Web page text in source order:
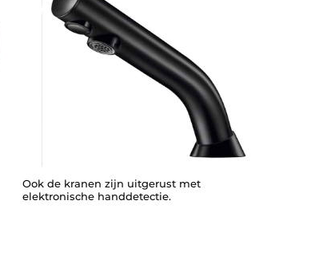
Ook de kranen zijn uitgerust met
elektronische handdetectie.